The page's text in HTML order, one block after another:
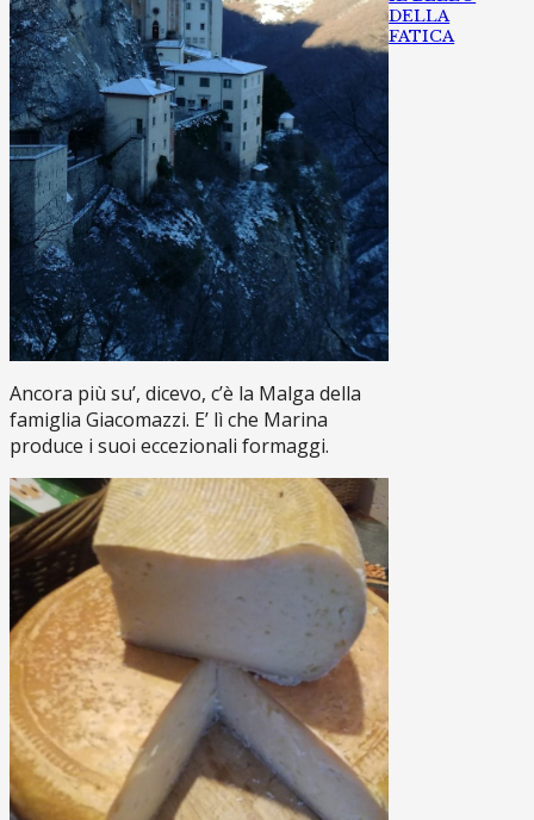
Ancora più su’, dicevo, c’è la Malga della
famiglia Giacomazzi. E’ lì che Marina
produce i suoi eccezionali formaggi.
DELLA
FATICA